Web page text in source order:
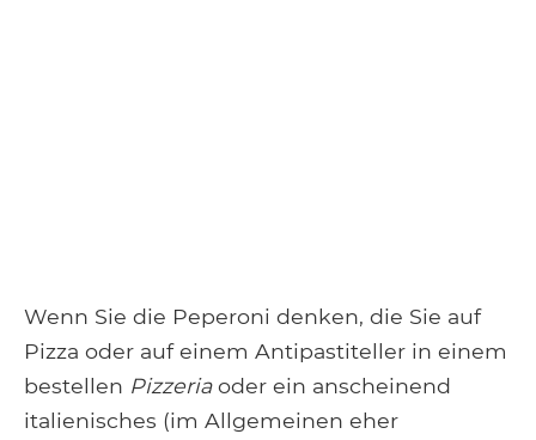
Wenn Sie die Peperoni denken, die Sie auf
Pizza oder auf einem Antipastiteller in einem
bestellen Pizzeriaoder ein anscheinend
italienisches (im Allgemeinen eher